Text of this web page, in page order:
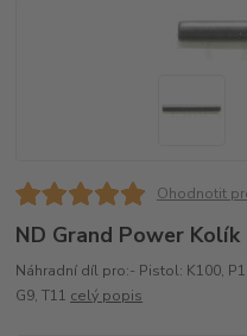
Ohodnotit
ND Grand Power
Náhradní díl pro:- Pistol: K100,
G9, T11 celý popis